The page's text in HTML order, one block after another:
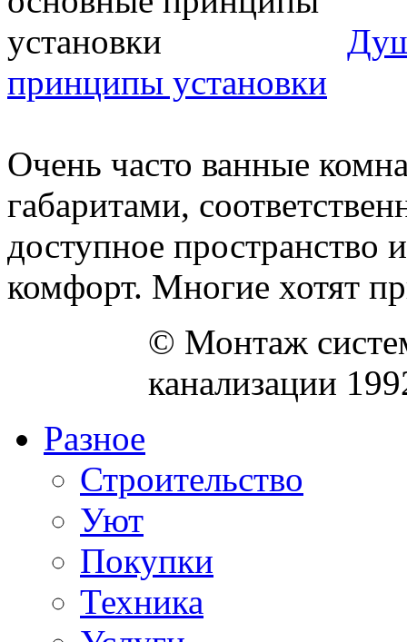
принципы установки
Очень часто ванные
габаритами,
доступное пространство
комфорт. Многие хотят
© Монтаж
канализации
Разное
Строительство
Уют
Покупки
Техника